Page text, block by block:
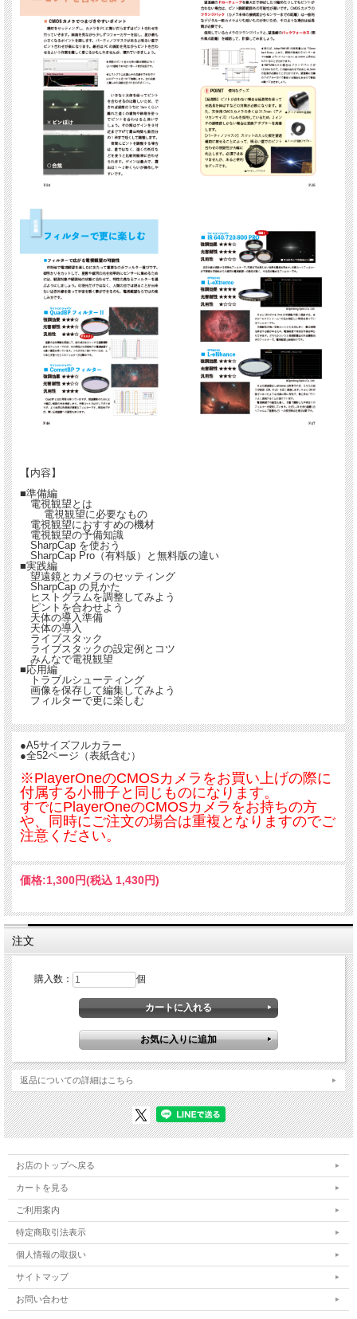
【内容】
■準備編
電視観望とは
電視観望に必要なもの
電視観望におすすめの機材
電視観望の予備知識
SharpCap を使おう
SharpCap Pro（有料版）と無料版の違い
■実践編
望遠鏡とカメラのセッティング
SharpCap の見かた
ヒストグラムを調整してみよう
ピントを合わせよう
天体の導入準備
天体の導入
ライブスタック
ライブスタックの設定例とコツ
みんなで電視観望
■応用編
トラブルシューティング
画像を保存して編集してみよう
フィルターで更に楽しむ
●A5サイズフルカラー
●全52ページ（表紙含む）
※PlayerOneのCMOSカメラをお買い上げの際に
付属する小冊子と同じものになります。
すでにPlayerOneのCMOSカメラをお持ちの方
や、同時にご注文の場合は重複となりますのでご
注意ください。
価格:1,300円(税込 1,430円)
注文
購入数： 個
返品についての詳細はこちら
お店のトップへ戻る
カートを見る
ご利用案内
特定商取引法表示
個人情報の取扱い
サイトマップ
お問い合わせ